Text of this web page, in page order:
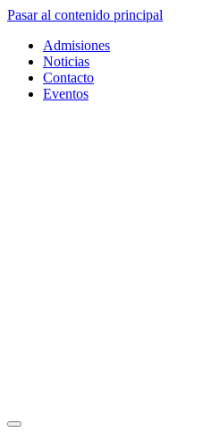
Pasar al contenido principal
Admisiones
Noticias
Contacto
Eventos